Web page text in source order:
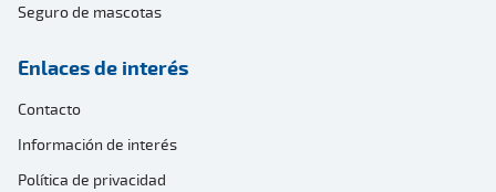
Seguro de mascotas
Enlaces de interés
Contacto
Información de interés
Política de privacidad